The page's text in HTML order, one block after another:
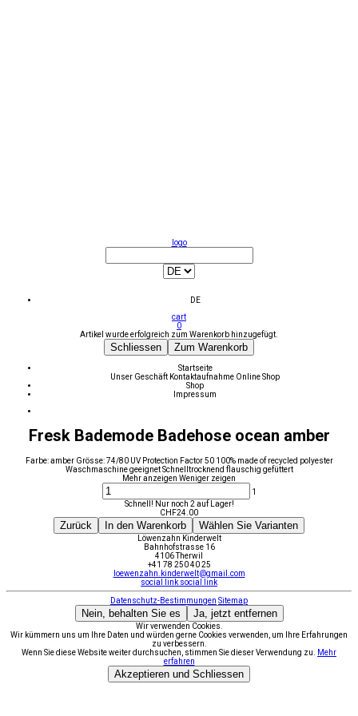
logo
DE
cart
0
Artikel wurde erfolgreich zum Warenkorb hinzugefügt.
Schliessen Zum Warenkorb
Startseite
Unser Geschäft Kontaktaufnahme Online Shop
Shop
Impressum
Fresk Bademode Badehose ocean amber
Farbe: amber Grösse: 74/80 UV Protection Factor 50 100% made of recycled polyester
Waschmaschine geeignet Schnelltrocknend flauschig gefüttert
Mehr anzeigen Weniger zeigen
1
Schnell! Nur noch 2 auf Lager!
CHF24.00
Zurück In den Warenkorb Wählen Sie Varianten
Löwenzahn Kinderwelt
Bahnhofstrasse 16
4106 Therwil
+41 78 250 40 25
loewenzahn.kinderwelt@gmail.com
social link social link
Datenschutz-Bestimmungen Sitemap
Nein, behalten Sie es Ja, jetzt entfernen
Wir verwenden Cookies.
Wir kümmern uns um Ihre Daten und würden gerne Cookies verwenden, um Ihre Erfahrungen
zu verbessern.
Wenn Sie diese Website weiter durchsuchen, stimmen Sie dieser Verwendung zu.
Mehr
erfahren
Akzeptieren und Schliessen